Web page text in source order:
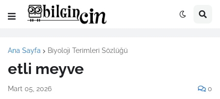
Ana Sayfa Biyoloji Terimleri Sözlüğü
etli meyve
Mart 05, 2026 0